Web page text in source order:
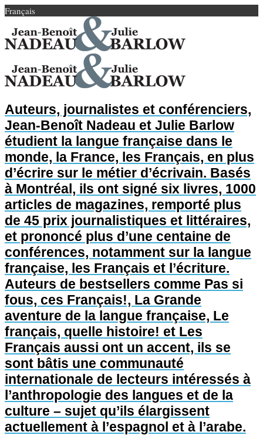
Français
Auteurs, journalistes et conférenciers,
Jean-Benoît Nadeau et Julie Barlow
étudient la langue française dans le
monde, la France, les Français, en plus
d’écrire sur le métier d’écrivain. Basés
à Montréal, ils ont signé six livres, 1000
articles de magazines, remporté plus
de 45 prix journalistiques et littéraires,
et prononcé plus d’une centaine de
conférences, notamment sur la langue
française, les Français et l’écriture.
Auteurs de bestsellers comme Pas si
fous, ces Français!, La Grande
aventure de la langue française, Le
français, quelle histoire! et Les
Français aussi ont un accent, ils se
sont bâtis une communauté
internationale de lecteurs intéressés à
l’anthropologie des langues et de la
culture – sujet qu’ils élargissent
actuellement à l’espagnol et à l’arabe.